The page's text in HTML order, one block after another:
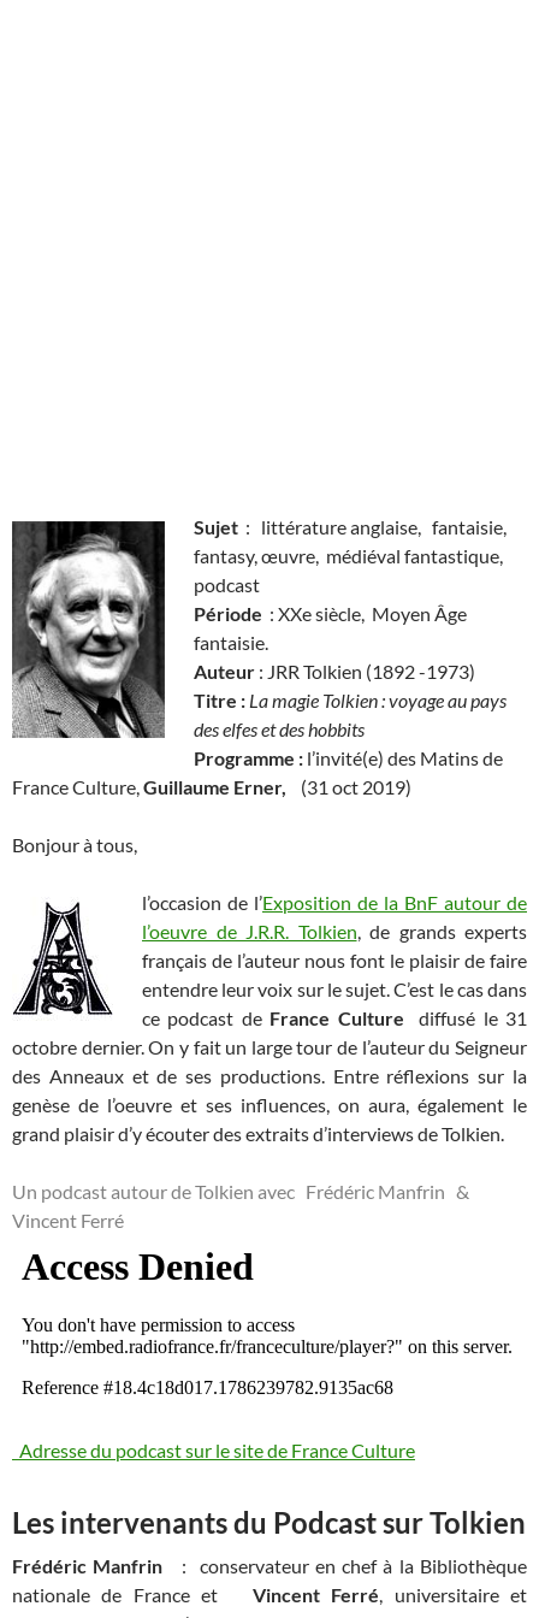
Sujet : littérature anglaise, fantaisie,
fantasy, œuvre, médiéval fantastique,
podcast
Période : XXe siècle, Moyen Âge
fantaisie.
Auteur : JRR Tolkien (1892 -1973)
Titre : La magie Tolkien : voyage au pays
des elfes et des hobbits
Programme : l’invité(e) des Matins de
France Culture,Guillaume Erner, (31 oct 2019)
Bonjour à tous,
l’occasion de l’Exposition de la BnF autour de
l’oeuvre de J.R.R. Tolkien, de grands experts
français de l’auteur nous font le plaisir de faire
entendre leur voix sur le sujet. C’est le cas dans
ce podcast de France Culture diffusé le 31
octobre dernier. On y fait un large tour de l’auteur du Seigneur
des Anneaux et de ses productions. Entre réflexions sur la
genèse de l’oeuvre et ses influences, on aura, également le
grand plaisir d’y écouter des extraits d’interviews de Tolkien.
Un podcast autour de Tolkien avec Frédéric Manfrin &
Vincent Ferré
Adresse du podcast sur le site de France Culture
Les intervenants du Podcast sur Tolkien
Frédéric Manfrin : conservateur en chef à la Bibliothèque
nationale de France et Vincent Ferré, universitaire et